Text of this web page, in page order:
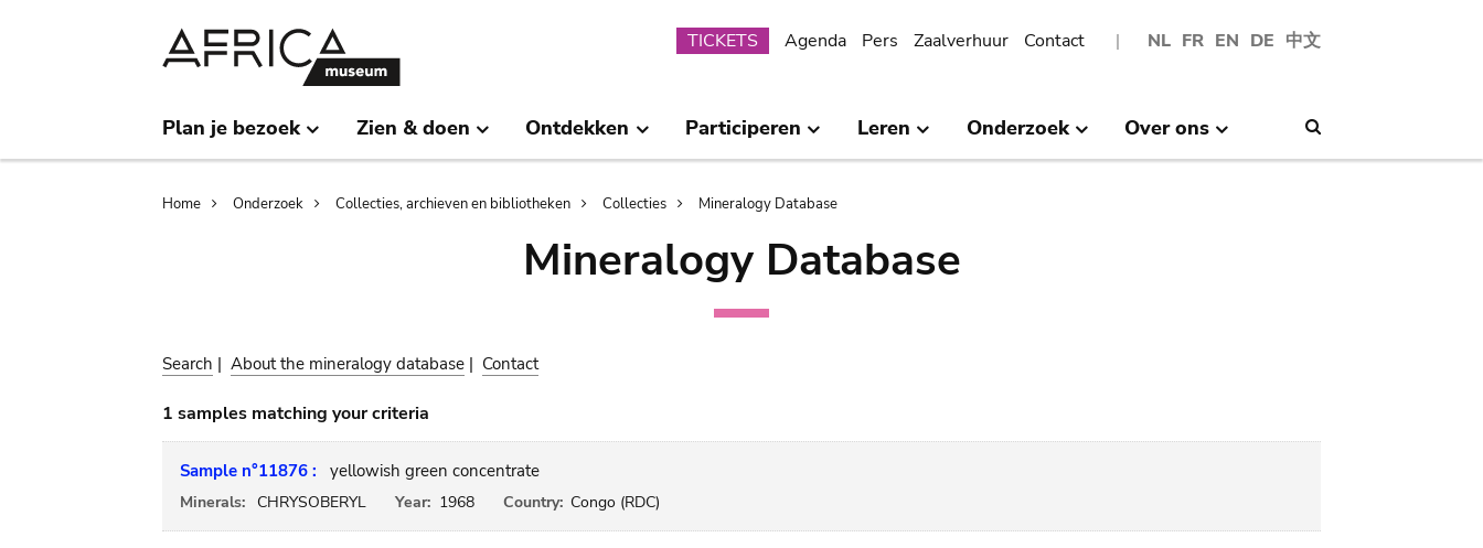
NL FR EN DE 中文
Submenu
TICKETS Agenda Pers Zaalverhuur Contact
Plan je bezoek Zien & doen Ontdekken Participeren Leren Onderzoek Over ons
Breadcrumb
Home Onderzoek Collecties, archieven en bibliotheken Collecties Mineralogy Database
Mineralogy Database
Search | About the mineralogy database | Contact
1 samples matching your criteria
Sample n°11876 : yellowish green concentrate
Minerals: CHRYSOBERYL Year: 1968 Country: Congo (RDC)